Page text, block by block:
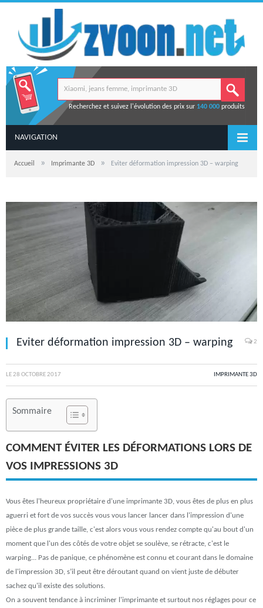
Recherchez et suivez l'évolution des prix sur 140 000produits
NAVIGATION
Accueil » Imprimante 3D » Eviter déformation impression 3D – warping
Eviter déformation impression 3D – warping 2
LE28 OCTOBRE 2017 IMPRIMANTE 3D
Sommaire
COMMENT ÉVITER LES DÉFORMATIONS LORS DE
VOS IMPRESSIONS 3D
Vous êtes l'heureux propriétaire d'une imprimante 3D, vous êtes de plus en plus
aguerri et fort de vos succès vous vous lancer lancer dans l'impression d'une
pièce de plus grande taille, c'est alors vous vous rendez compte qu'au bout d'un
moment que l'un des côtés de votre objet se soulève, se rétracte, c'est le
warping... Pas de panique, ce phénomène est connu et courant dans le domaine
de l'impression 3D, s’il peut être déroutant quand on vient juste de débuter
sachez qu'il existe des solutions.
On a souvent tendance à incriminer l'imprimante et surtout nos réglages pour ce